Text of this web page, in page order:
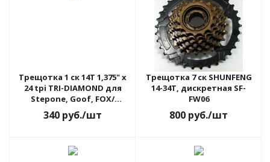
Трещотка 1 ск 14Т 1,375" x
24 tpi TRI-DIAMOND для
Stepone, Goof, FOX/
детских/складных
340 руб./шт
Трещотка 7 ск SHUNFENG
14-34T, дискретная SF-
FW06
800 руб./шт